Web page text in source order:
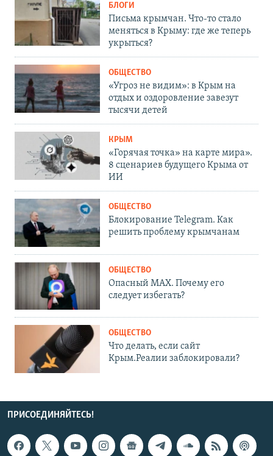
БЛОГИ
Письма крымчан. Что-то стало
меняться в Крыму: где же теперь
укрыться?
ОБЩЕСТВО
«Угроз не видим»: в Крым на
отдых и оздоровление завезут
тысячи детей
КРЫМ
«Горячая точка» на карте мира».
8 сценариев будущего Крыма от
ИИ
ОБЩЕСТВО
Блокирование Telegram. Как
решить проблему крымчанам
ОБЩЕСТВО
Опасный MAX. Почему его
следует избегать?
ОБЩЕСТВО
Что делать, если сайт
Крым.Реалии заблокировали?
ПРИСОЕДИНЯЙТЕСЬ!